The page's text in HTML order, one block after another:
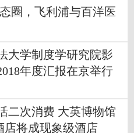
圈，飞利浦与百洋医
大学制度学研究院影
年度汇报在京举行
二次消费 大英博物馆
店将成现象级酒店